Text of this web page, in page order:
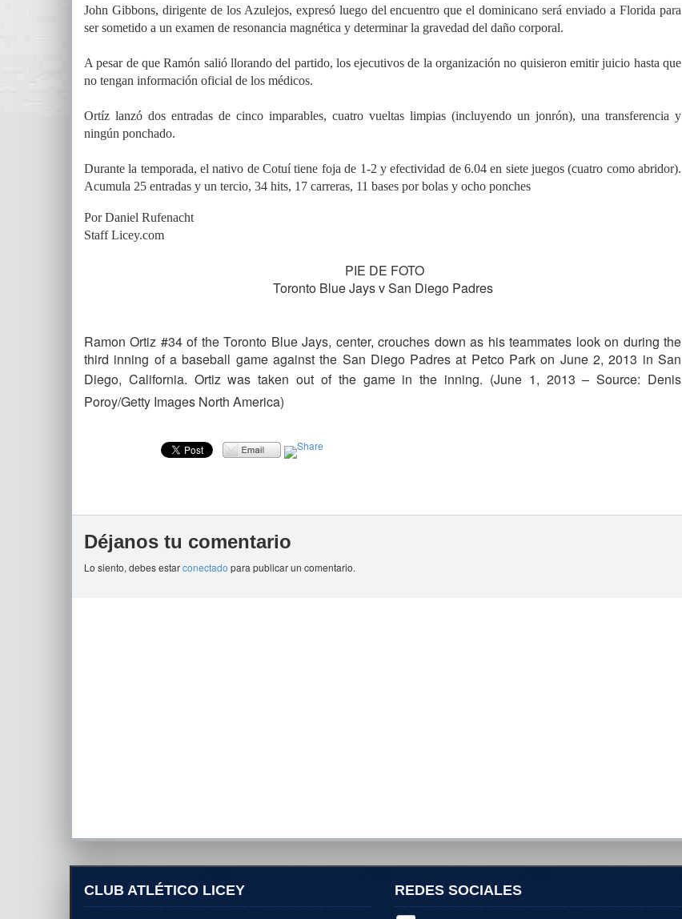
John Gibbons, dirigente de los Azulejos, expresó luego del encuentro que el dominicano será enviado a Florida para
ser sometido a un examen de resonancia magnética y determinar la gravedad del daño corporal.
A pesar de que Ramón salió llorando del partido, los ejecutivos de la organización no quisieron emitir juicio hasta que
no tengan información oficial de los médicos.
Ortíz lanzó dos entradas de cinco imparables, cuatro vueltas limpias (incluyendo un jonrón), una transferencia y
ningún ponchado.
Durante la temporada, el nativo de Cotuí tiene foja de 1-2 y efectividad de 6.04 en siete juegos (cuatro como abridor).
Acumula 25 entradas y un tercio, 34 hits, 17 carreras, 11 bases por bolas y ocho ponches
Por Daniel Rufenacht
Staff Licey.com
PIE DE FOTO
Toronto Blue Jays v San Diego Padres
Ramon Ortiz #34 of the Toronto Blue Jays, center, crouches down as his teammates look on during the
third inning of a baseball game against the San Diego Padres at Petco Park on June 2, 2013 in San
Diego, California. Ortiz was taken out of the game in the inning. (June 1, 2013 – Source: Denis
Poroy/Getty Images North America)
Déjanos tu comentario
Lo siento, debes estarconectado para publicar un comentario.
CLUB ATLÉTICO LICEY REDES SOCIALES